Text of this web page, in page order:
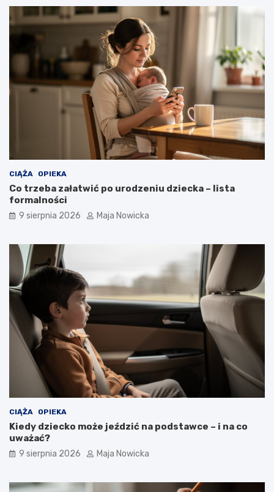
CIĄŻA OPIEKA
Co trzeba załatwić po urodzeniu dziecka – lista
formalności
9 sierpnia 2026 Maja Nowicka
CIĄŻA OPIEKA
Kiedy dziecko może jeździć na podstawce – i na co
uważać?
9 sierpnia 2026 Maja Nowicka